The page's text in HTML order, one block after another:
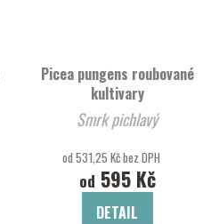
Picea pungens roubované
kultivary
Smrk pichlavý
od 531,25 Kč bez DPH
od 595 Kč
DETAIL